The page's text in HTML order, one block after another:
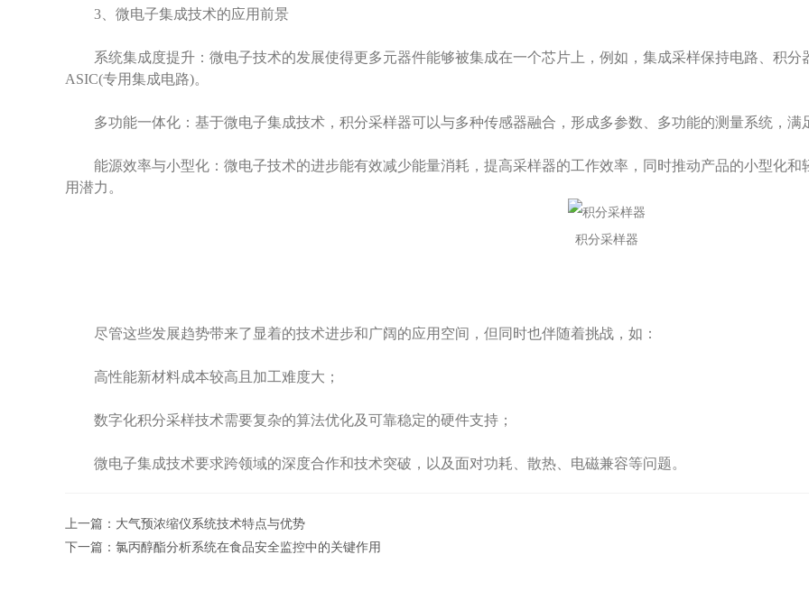
3、微电子集成技术的应用前景
系统集成度提升：微电子技术的发展使得更多元器件能够被集成在一个芯片上，例如，集成采样保持电路、积分
ASIC(专用集成电路)。
多功能一体化：基于微电子集成技术，积分采样器可以与多种传感器融合，形成多参数、多功能的测量系统，满
能源效率与小型化：微电子技术的进步能有效减少能量消耗，提高采样器的工作效率，同时推动产品的小型化和
用潜力。
积分采样器
尽管这些发展趋势带来了显着的技术进步和广阔的应用空间，但同时也伴随着挑战，如：
高性能新材料成本较高且加工难度大；
数字化积分采样技术需要复杂的算法优化及可靠稳定的硬件支持；
微电子集成技术要求跨领域的深度合作和技术突破，以及面对功耗、散热、电磁兼容等问题。
上一篇： 大气预浓缩仪系统技术特点与优势
下一篇： 氯丙醇酯分析系统在食品安全监控中的关键作用